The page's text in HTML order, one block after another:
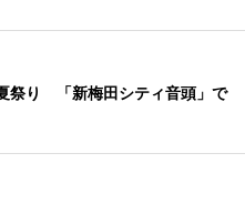
祭り 「新梅田シティ音頭」で